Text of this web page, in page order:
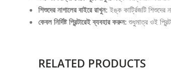
শিশুদের নাগালের বাইরে রাখুন: ইঙ্ক কার্ট্রিজটি
কেবল নির্দিষ্ট প্রিন্টারেই ব্যবহার করুন: শুধুমাত্র ওই
RELATED PRODUCTS